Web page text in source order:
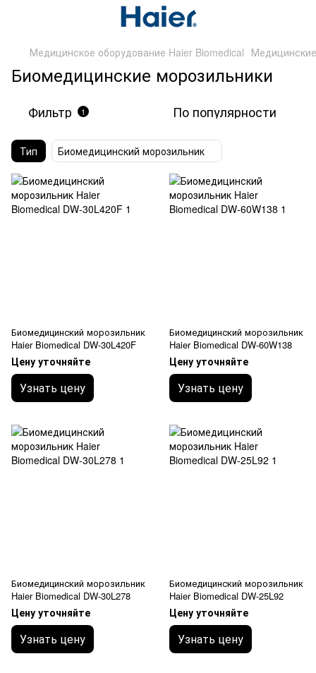
Медицинское оборудование Haier Biomedical
Биомедицинские морозильники
Фильтр 1 По популярности
Тип Биомедицинский морозильник
Биомедицинский морозильник
Haier Biomedical DW-30L420F
Цену уточняйте
Узнать цену
Биомедицинский морозильник
Haier Biomedical DW-60W138
Цену уточняйте
Узнать цену
Биомедицинский морозильник
Haier Biomedical DW-30L278
Цену уточняйте
Узнать цену
Биомедицинский морозильник
Haier Biomedical DW-25L92
Цену уточняйте
Узнать цену